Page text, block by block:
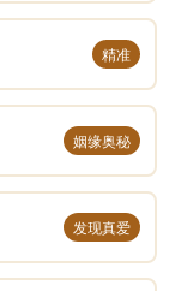
震下
上乾下
上巽下
上坤下
精准
姻缘奥秘
发现真爱